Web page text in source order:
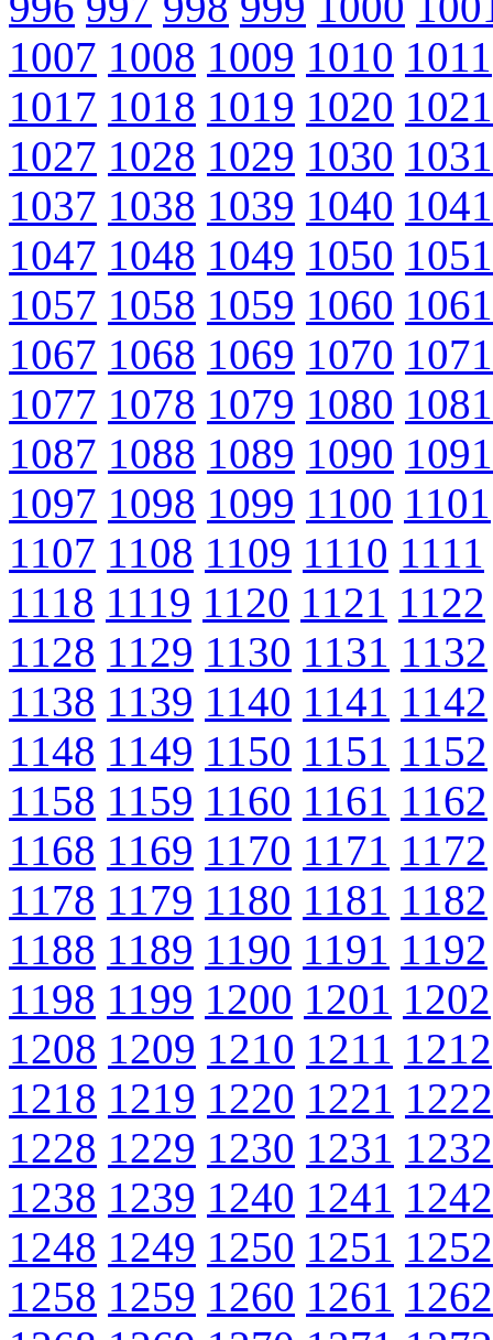
1007 1008 1009 1010 1011
1017 1018 1019 1020 1021
1027 1028 1029 1030 1031
1037 1038 1039 1040 1041
1047 1048 1049 1050 1051
1057 1058 1059 1060 1061
1067 1068 1069 1070 1071
1077 1078 1079 1080 1081
1087 1088 1089 1090 1091
1097 1098 1099 1100 1101
1107 1108 1109 1110 1111
1118 1119 1120 1121 1122
1128 1129 1130 1131 1132
1138 1139 1140 1141 1142
1148 1149 1150 1151 1152
1158 1159 1160 1161 1162
1168 1169 1170 1171 1172
1178 1179 1180 1181 1182
1188 1189 1190 1191 1192
1198 1199 1200 1201 1202
1208 1209 1210 1211 1212
1218 1219 1220 1221 1222
1228 1229 1230 1231 1232
1238 1239 1240 1241 1242
1248 1249 1250 1251 1252
1258 1259 1260 1261 1262